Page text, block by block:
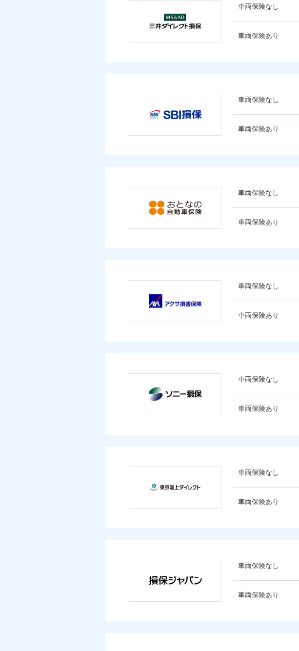
車両保険なし
車両保険あり
車両保険なし
車両保険あり
車両保険なし
車両保険あり
車両保険なし
車両保険あり
車両保険なし
車両保険あり
車両保険なし
車両保険あり
車両保険なし
車両保険あり